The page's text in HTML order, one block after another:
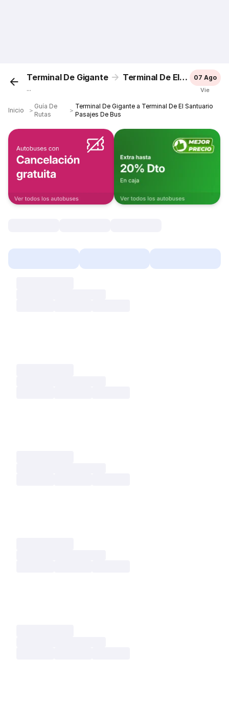
Terminal De Gigante Terminal De El Santuario
...
07 Ago
Vie
Inicio ＞
Guía De
Rutas
＞
Terminal De Gigante a Terminal De El Santuario
Pasajes De Bus